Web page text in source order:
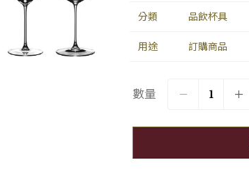
分類 品飲杯具
用途 訂購商品
數量